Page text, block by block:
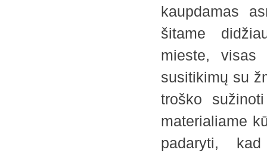
kaupdamas
šitame
mieste,
susitikimų su
troško
materialiame
padaryti,